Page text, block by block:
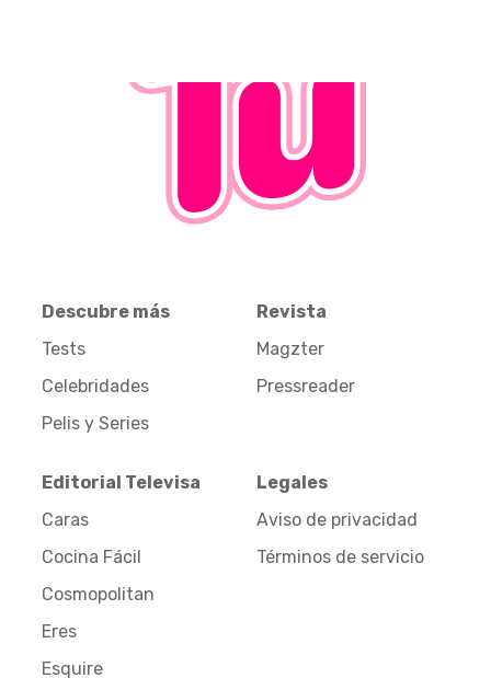
Descubre más
Tests
Celebridades
Pelis y Series
Revista
Magzter
Pressreader
Editorial Televisa
Caras
Cocina Fácil
Cosmopolitan
Eres
Esquire
Legales
Aviso de privacidad
Términos de servicio